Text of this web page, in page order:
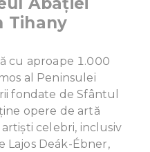
Tihany
cu aproape 1.000
al Peninsulei
fondate de Sfântul
opere de artă
celebri, inclusiv
Lajos Deák-Ébner,